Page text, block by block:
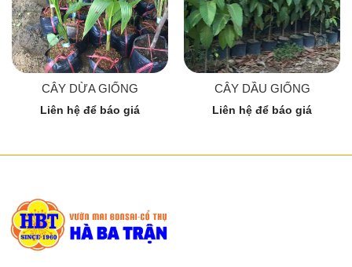
CÂY DỪA GIỐNG
Liên hệ để báo giá
CÂY DẦU GIỐNG
Liên hệ để báo giá